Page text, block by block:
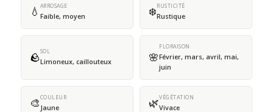
💧 ARROSAGE
Faible, moyen ❄️RUSTICITÉ
Rustique
🪨SOL
Limoneux, caillouteux 🌸
FLORAISON
Février, mars, avril, mai,
juin
🎨COULEUR
Jaune 🌿VÉGÉTATION
Vivace